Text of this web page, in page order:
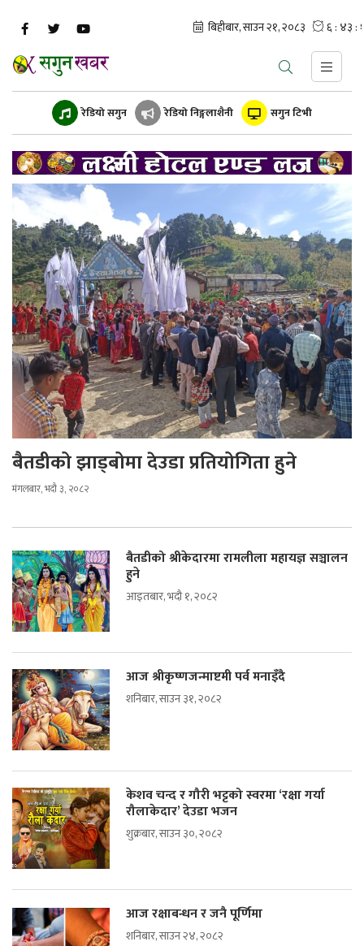
रेडियो सगुन रेडियो निङ्गलाशैनी सगुन टिभी
बैतडीको झाड्बोमा देउडा प्रतियोगिता हुने
मंगलबार, भदौ ३, २०८२
बैतडीको श्रीकेदारमा रामलीला महायज्ञ सञ्चालन
हुने
आइतबार, भदौ १, २०८२
आज श्रीकृष्णजन्माष्टमी पर्व मनाइँदै
शनिबार, साउन ३१, २०८२
केशव चन्द र गौरी भट्टको स्वरमा ‘रक्षा गर्या
रौलाकेदार’ देउडा भजन
शुक्रबार, साउन ३०, २०८२
आज रक्षाबन्धन र जनै पूर्णिमा
शनिबार, साउन २४, २०८२